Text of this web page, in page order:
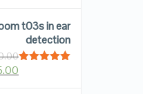
t03s in ear
detection